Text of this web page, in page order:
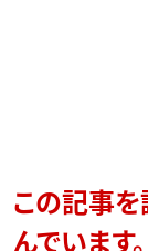
この記事を
んでいます。